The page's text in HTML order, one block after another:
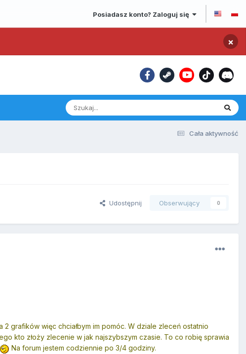
Posiadasz konto? Zaloguj się
×
Cała aktywność
Udostępnij Obserwujący 0
grafików więc chciałbym im pomóc. W dziale zleceń ostatnio
kto złoży zlecenie w jak najszybszym czasie. To co robię sprawia
Na forum jestem codziennie po 3/4 godziny.